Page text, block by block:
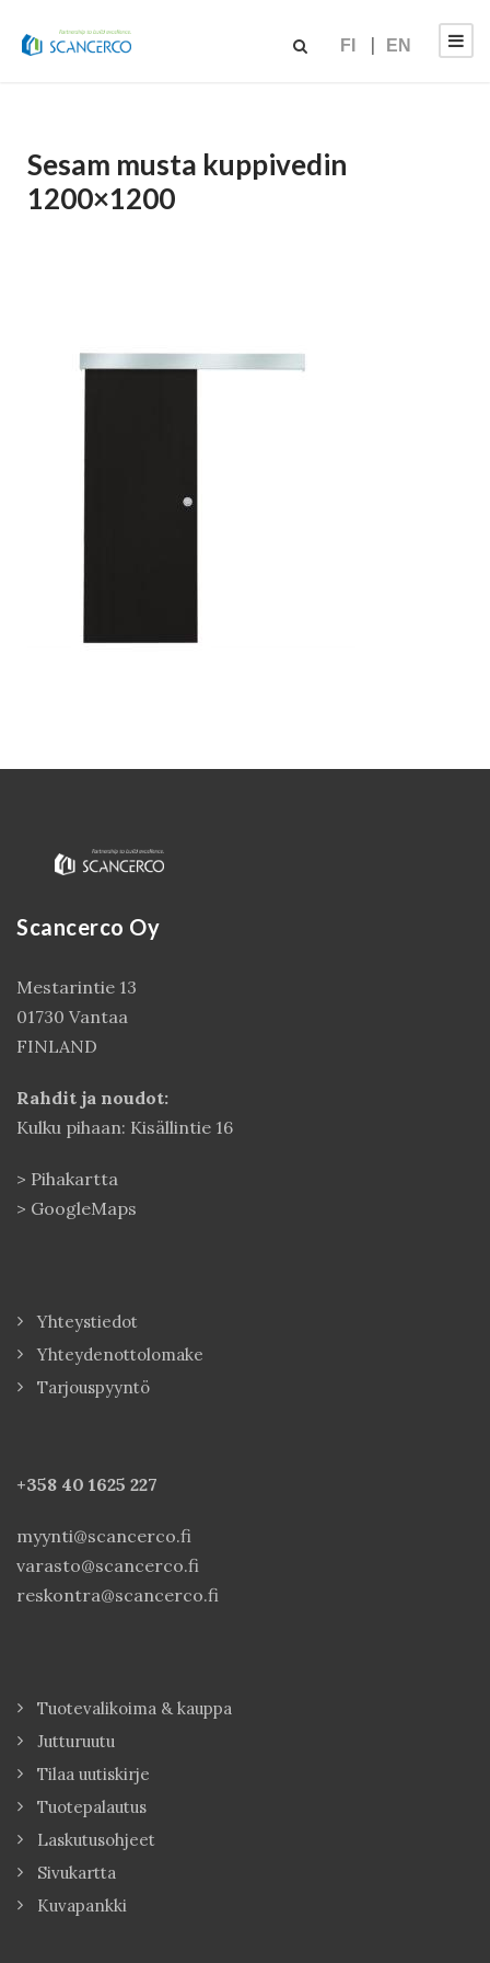
FI EN
Sesam musta kuppivedin
1200×1200
Scancerco Oy
Mestarintie 13
01730 Vantaa
FINLAND
Rahdit ja noudot:
Kulku pihaan: Kisällintie 16
> Pihakartta
> GoogleMaps
Yhteystiedot
Yhteydenottolomake
Tarjouspyyntö
+358 40 1625 227
myynti@scancerco.fi
varasto@scancerco.fi
reskontra@scancerco.fi
Tuotevalikoima & kauppa
Jutturuutu
Tilaa uutiskirje
Tuotepalautus
Laskutusohjeet
Sivukartta
Kuvapankki